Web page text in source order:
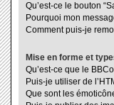
Qu’est-ce le bouton
Pourquoi mon
Comment puis-je
Mise en forme et
Qu’est-ce que le
Puis-je utiliser de
Que sont les